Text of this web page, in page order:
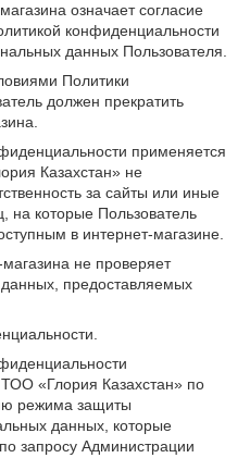
означает согласие
конфиденциальности
данных Пользователя.
Политики
должен прекратить
применяется
Казахстан» не
за сайты или иные
на которые Пользователь
в интернет-магазине.
не проверяет
предоставляемых
ТОО «Глория Казахстан» по
режима защиты
данных, которые
запросу Администрации